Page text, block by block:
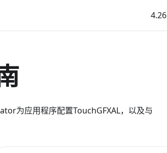
4.26
为应用程序配置TouchGFXAL，以及与